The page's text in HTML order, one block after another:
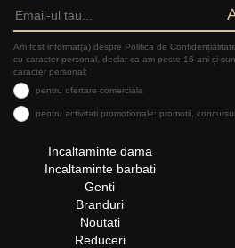
Am fost informat(a) despre Politica de
cu caracter personal, declar ca am peste 16 ani și
caracter personal:
pentru ofertare comerciala
pentru activitati promotionale: promotii,
Incaltaminte dama
Incaltaminte barbati
Genti
Branduri
Noutati
Reduceri